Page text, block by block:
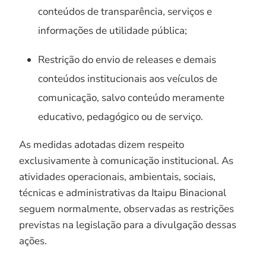
conteúdos de transparência, serviços e
informações de utilidade pública;
Restrição do envio de releases e demais
conteúdos institucionais aos veículos de
comunicação, salvo conteúdo meramente
educativo, pedagógico ou de serviço.
As medidas adotadas dizem respeito
exclusivamente à comunicação institucional. As
atividades operacionais, ambientais, sociais,
técnicas e administrativas da Itaipu Binacional
seguem normalmente, observadas as restrições
previstas na legislação para a divulgação dessas
ações.